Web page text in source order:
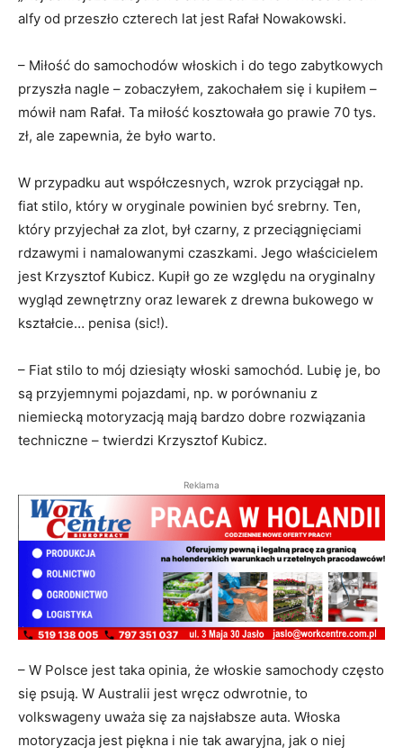
alfy od przeszło czterech lat jest Rafał Nowakowski.
– Miłość do samochodów włoskich i do tego zabytkowych
przyszła nagle – zobaczyłem, zakochałem się i kupiłem –
mówił nam Rafał. Ta miłość kosztowała go prawie 70 tys.
zł, ale zapewnia, że było warto.
W przypadku aut współczesnych, wzrok przyciągał np.
fiat stilo, który w oryginale powinien być srebrny. Ten,
który przyjechał za zlot, był czarny, z przeciągnięciami
rdzawymi i namalowanymi czaszkami. Jego właścicielem
jest Krzysztof Kubicz. Kupił go ze względu na oryginalny
wygląd zewnętrzny oraz lewarek z drewna bukowego w
kształcie… penisa (sic!).
– Fiat stilo to mój dziesiąty włoski samochód. Lubię je, bo
są przyjemnymi pojazdami, np. w porównaniu z
niemiecką motoryzacją mają bardzo dobre rozwiązania
techniczne – twierdzi Krzysztof Kubicz.
Reklama
– W Polsce jest taka opinia, że włoskie samochody często
się psują. W Australii jest wręcz odwrotnie, to
volkswageny uważa się za najsłabsze auta. Włoska
motoryzacja jest piękna i nie tak awaryjna, jak o niej